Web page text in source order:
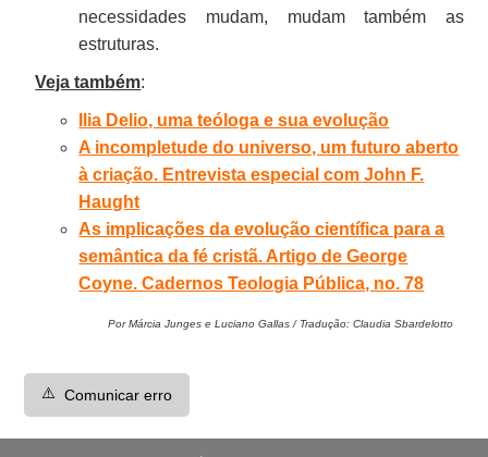
necessidades mudam, mudam também as
estruturas.
Veja também:
Ilia Delio, uma teóloga e sua evolução
A incompletude do universo, um futuro aberto
à criação. Entrevista especial com John F.
Haught
As implicações da evolução científica para a
semântica da fé cristã. Artigo de George
Coyne. Cadernos Teologia Pública, no. 78
Por Márcia Junges e Luciano Gallas / Tradução: Claudia Sbardelotto
⚠️ Comunicar erro